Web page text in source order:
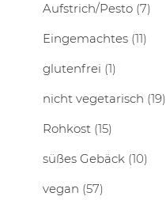
Aufstrich/Pesto (7)
Eingemachtes (11)
glutenfrei (1)
nicht vegetarisch (19)
Rohkost (15)
süßes Gebäck (10)
vegan (57)